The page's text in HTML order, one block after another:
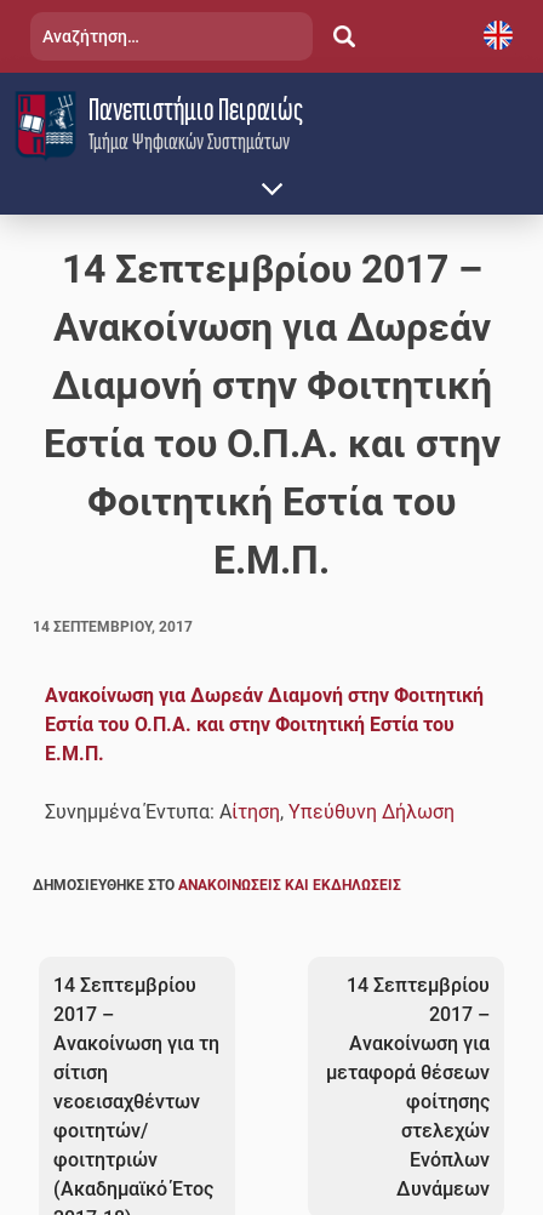
content
Τμήμα Ψηφιακών Συστημάτων
Πανεπιστήμιο Πειραιώς
Αναζήτηση
14 Σεπτεμβρίου 2017 –
Ανακοίνωση για Δωρεάν
Διαμονή στην Φοιτητική
Εστία του Ο.Π.Α. και στην
Φοιτητική Εστία του
Ε.Μ.Π.
14 ΣΕΠΤΕΜΒΡΊΟΥ, 2017
Ανακοίνωση για Δωρεάν Διαμονή στην Φοιτητική
Εστία του Ο.Π.Α. και στην Φοιτητική Εστία του
Ε.Μ.Π.
Συνημμένα Έντυπα: Αίτηση,Υπεύθυνη Δήλωση
ΔΗΜΟΣΙΕΎΘΗΚΕ ΣΤΟΑΝΑΚΟΙΝΏΣΕΙΣ ΚΑΙ ΕΚΔΗΛΏΣΕΙΣ
άρθρων
14 Σεπτεμβρίου
2017 –
Ανακοίνωση για τη
σίτιση
νεοεισαχθέντων
φοιτητών/
φοιτητριών
(Ακαδημαϊκό Έτος
14 Σεπτεμβρίου
2017 –
Ανακοίνωση για
μεταφορά θέσεων
φοίτησης
στελεχών
Ενόπλων
Δυνάμεων